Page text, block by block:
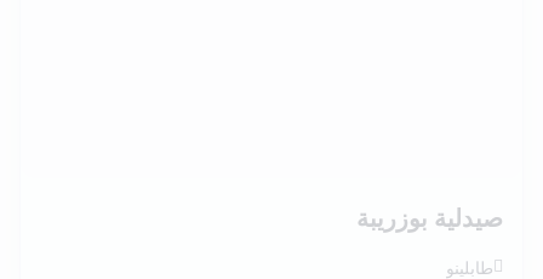
صيدلية بوزريبة
طابلينو